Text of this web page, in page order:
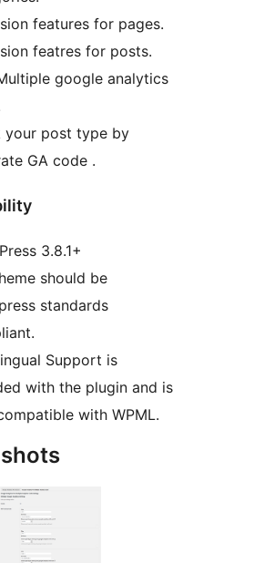
features for pages.
featres for posts.
google analytics
your post type by
GA code .
3.8.1+
should be
standards
Support is
with the plugin and is
with WPML.